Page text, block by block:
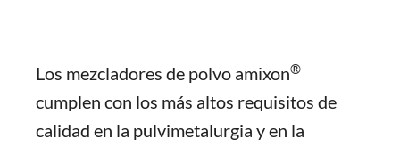
Los mezcladores de polvo amixon®
cumplen con los más altos requisitos de
calidad en la pulvimetalurgia y en la